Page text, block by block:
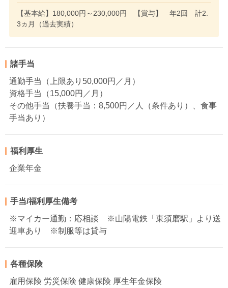
【基本給】180,000円～230,000円 【賞与】 年2回 計2.
3ヵ月（過去実績）
諸手当
通勤手当（上限あり50,000円／月）
資格手当（15,000円／月）
その他手当（扶養手当：8,500円／人（条件あり）、食事
手当あり）
福利厚生
企業年金
手当/福利厚生備考
※マイカー通勤：応相談 ※山陽電鉄「東須磨駅」より送
迎車あり ※制服等は貸与
各種保険
雇用保険 労災保険 健康保険 厚生年金保険